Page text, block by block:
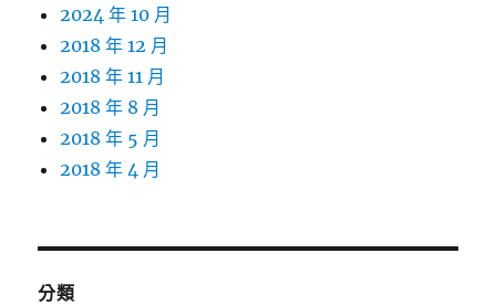
2024 年 10 月
2018 年 12 月
2018 年 11 月
2018 年 8 月
2018 年 5 月
2018 年 4 月
分類